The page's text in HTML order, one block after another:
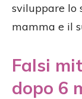
sviluppare lo
mamma e il
Falsi
dopo 6